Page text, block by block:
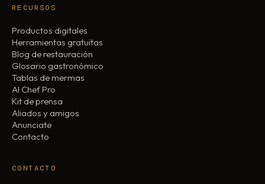
RECURSOS
Productos digitales
Herramientas gratuitas
Blog de restauración
Glosario gastronómico
Tablas de mermas
AI Chef Pro
Kit de prensa
Aliados y amigos
Anunciate
Contacto
CONTACTO